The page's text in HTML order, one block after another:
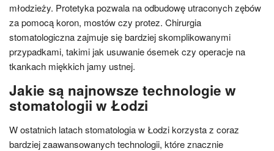
młodzieży. Protetyka pozwala na odbudowę utraconych zębów
za pomocą koron, mostów czy protez. Chirurgia
stomatologiczna zajmuje się bardziej skomplikowanymi
przypadkami, takimi jak usuwanie ósemek czy operacje na
tkankach miękkich jamy ustnej.
Jakie są najnowsze technologie w
stomatologii w Łodzi
W ostatnich latach stomatologia w Łodzi korzysta z coraz
bardziej zaawansowanych technologii, które znacznie